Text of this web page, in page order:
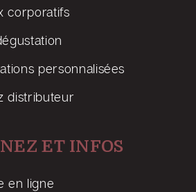
corporatifs
personnalisées
distributeur
ET INFOS
en ligne